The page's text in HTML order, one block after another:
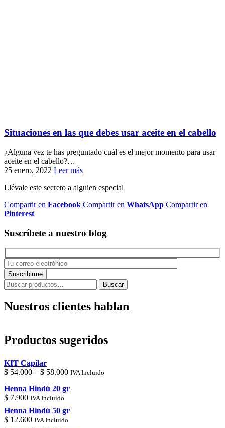
Situaciones en las que debes usar aceite en el cabello
¿Alguna vez te has preguntado cuál es el mejor momento para usar
aceite en el cabello?…
25 enero, 2022 Leer más
Llévale este secreto a alguien especial
Compartir en Facebook Compartir en WhatsApp Compartir en
Pinterest
Suscríbete a nuestro blog
Buscar
por:
Buscar
Nuestros clientes hablan
Productos sugeridos
KIT Capilar
$ 54.000 – $ 58.000Price
$ 54.000
$ 58.000
IVA Incluido
Henna Hindú 20 gr
$ 7.900 IVA Incluido
Henna Hindú 50 gr
$ 12.600 IVA Incluido